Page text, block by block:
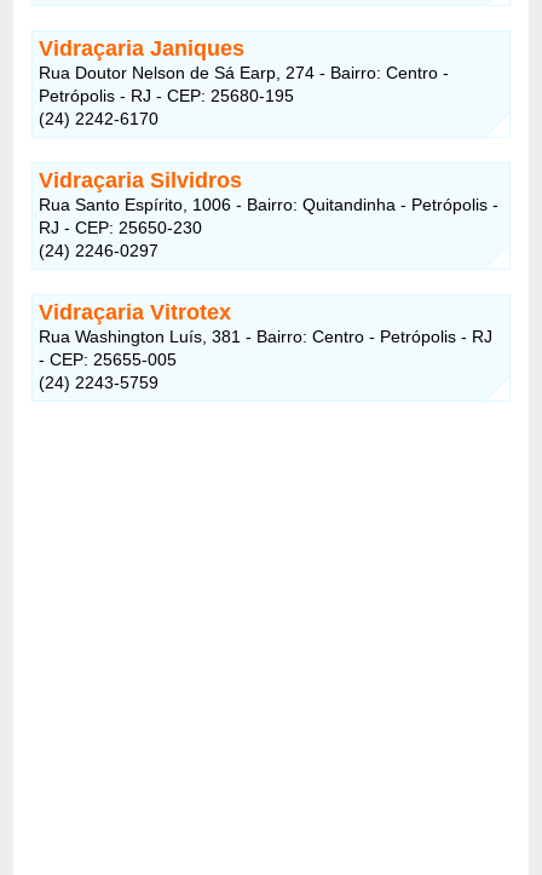
Vidraçaria Janiques
Rua Doutor Nelson de Sá Earp, 274 - Bairro: Centro -
Petrópolis - RJ - CEP: 25680-195
(24) 2242-6170
Vidraçaria Silvidros
Rua Santo Espírito, 1006 - Bairro: Quitandinha - Petrópolis -
RJ - CEP: 25650-230
(24) 2246-0297
Vidraçaria Vitrotex
Rua Washington Luís, 381 - Bairro: Centro - Petrópolis - RJ
- CEP: 25655-005
(24) 2243-5759